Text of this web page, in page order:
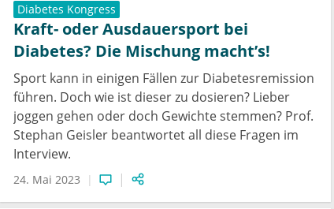
Diabetes Kongress
Kraft- oder Ausdauersport bei
Diabetes? Die Mischung macht’s!
Sport kann in einigen Fällen zur Diabetesremission
führen. Doch wie ist dieser zu dosieren? Lieber
joggen gehen oder doch Gewichte stemmen? Prof.
Stephan Geisler beantwortet all diese Fragen im
Interview.
24. Mai 2023